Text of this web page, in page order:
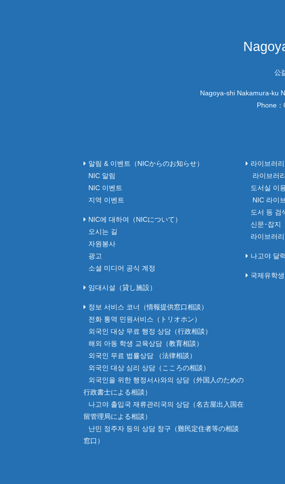
公
Nagoya-shi Nakamura-ku
Phone：
알림 & 이벤트（NICからのお知らせ）
NIC 알림
NIC 이벤트
지역 이벤트
NIC에 대하여（NICについて）
오시는 길
자원봉사
광고
소셜 미디어 공식 계정
임대시설（貸し施設）
정보 서비스 코너（情報提供窓口相談）
전화 통역 민원서비스（トリオホン）
외국인 대상 무료 행정 상담（行政相談）
해외 아동 학생 교육상담（教育相談）
외국인 무료 법률상담 （法律相談）
외국인 대상 심리 상담（こころの相談）
외국인을 위한 행정서사와의 상담（外国人のための
行政書士による相談）
나고야 출입국 재류관리국의 상담（名古屋出入国在
留管理局による相談）
난민 정주자 등의 상담 창구（難民定住者等の相談
窓口）
라이브러
라이브러
도서실 이
NIC 라이
도서 등 검
신문･잡지
라이브러
나고야 달
국제유학